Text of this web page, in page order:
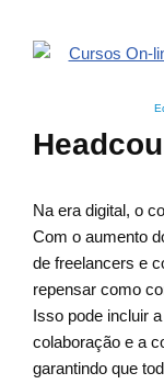
Na era digital, o
Com o aumento
de freelancers e
repensar como
Isso pode incluir
colaboração e a
garantindo que